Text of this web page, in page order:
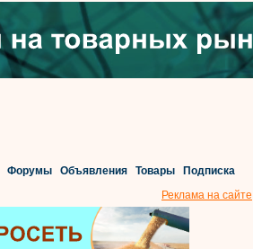
Форумы Объявления Товары
Подписка
Реклама на сайте